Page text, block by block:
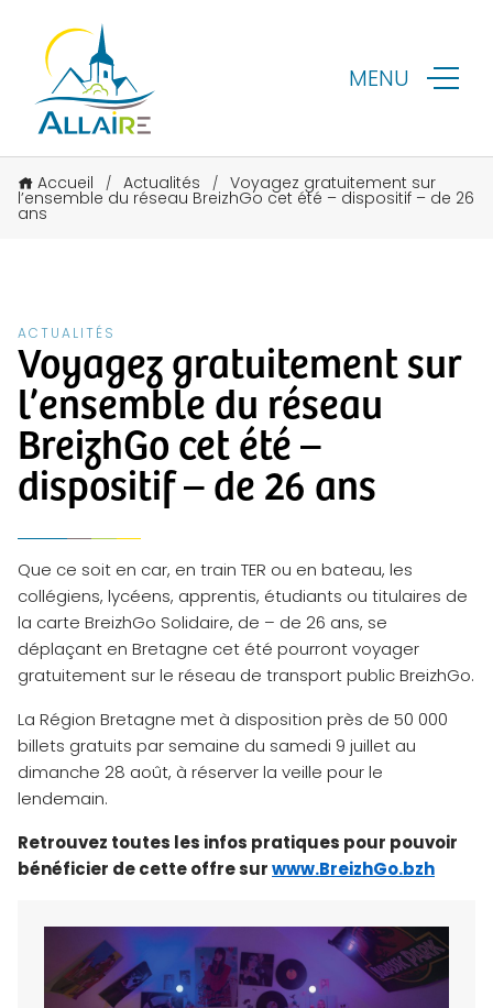
MENU
Accueil / Actualités / Voyagez gratuitement sur
l’ensemble du réseau BreizhGo cet été – dispositif – de 26
ans
ACTUALITÉS
Voyagez gratuitement sur
l’ensemble du réseau
BreizhGo cet été –
dispositif – de 26 ans
Que ce soit en car, en train TER ou en bateau, les
collégiens, lycéens, apprentis, étudiants ou titulaires de
la carte BreizhGo Solidaire, de – de 26 ans, se
déplaçant en Bretagne cet été pourront voyager
gratuitement sur le réseau de transport public BreizhGo.
La Région Bretagne met à disposition près de 50 000
billets gratuits par semaine du samedi 9 juillet au
dimanche 28 août, à réserver la veille pour le
lendemain.
Retrouvez toutes les infos pratiques pour pouvoir
bénéficier de cette offre surwww.BreizhGo.bzh